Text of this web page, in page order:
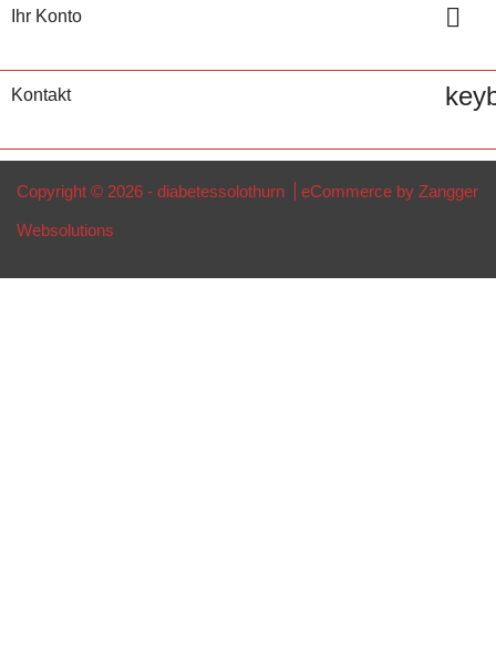
Ihr Konto 
Kontakt
Copyright © 2026 - diabetessolothurn eCommerce by Zangger
Websolutions